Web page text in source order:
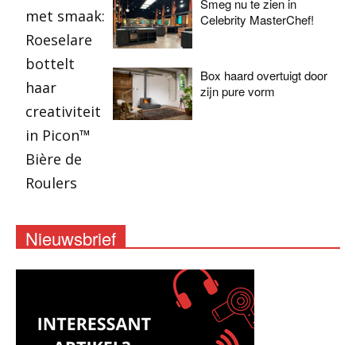
Celebrity MasterChef!
Box haard overtuigt door
zijn pure vorm
Nieuwsbrief